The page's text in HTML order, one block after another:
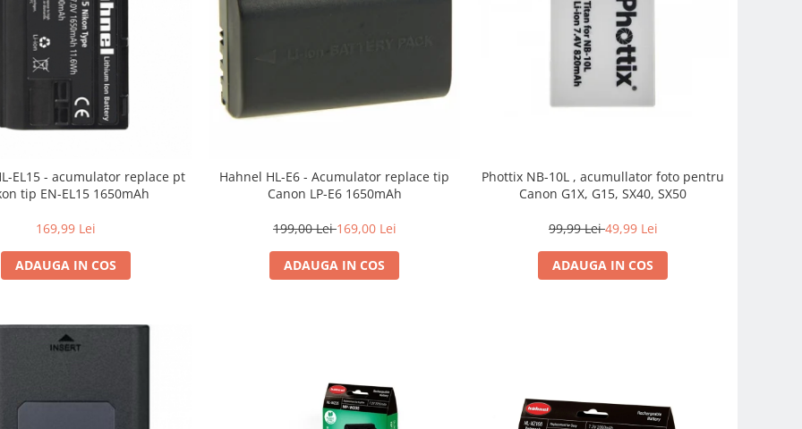
EL15 - acumulator replace pt
tip EN-EL15 1650mAh
169,99 Lei
ADAUGA IN COS
Hahnel HL-E6 - Acumulator replace tip
Canon LP-E6 1650mAh
199,00 Lei169,00 Lei
ADAUGA IN COS
Phottix NB-10L , acumullator foto pentru
Canon G1X, G15, SX40, SX50
99,99 Lei49,99 Lei
ADAUGA IN COS